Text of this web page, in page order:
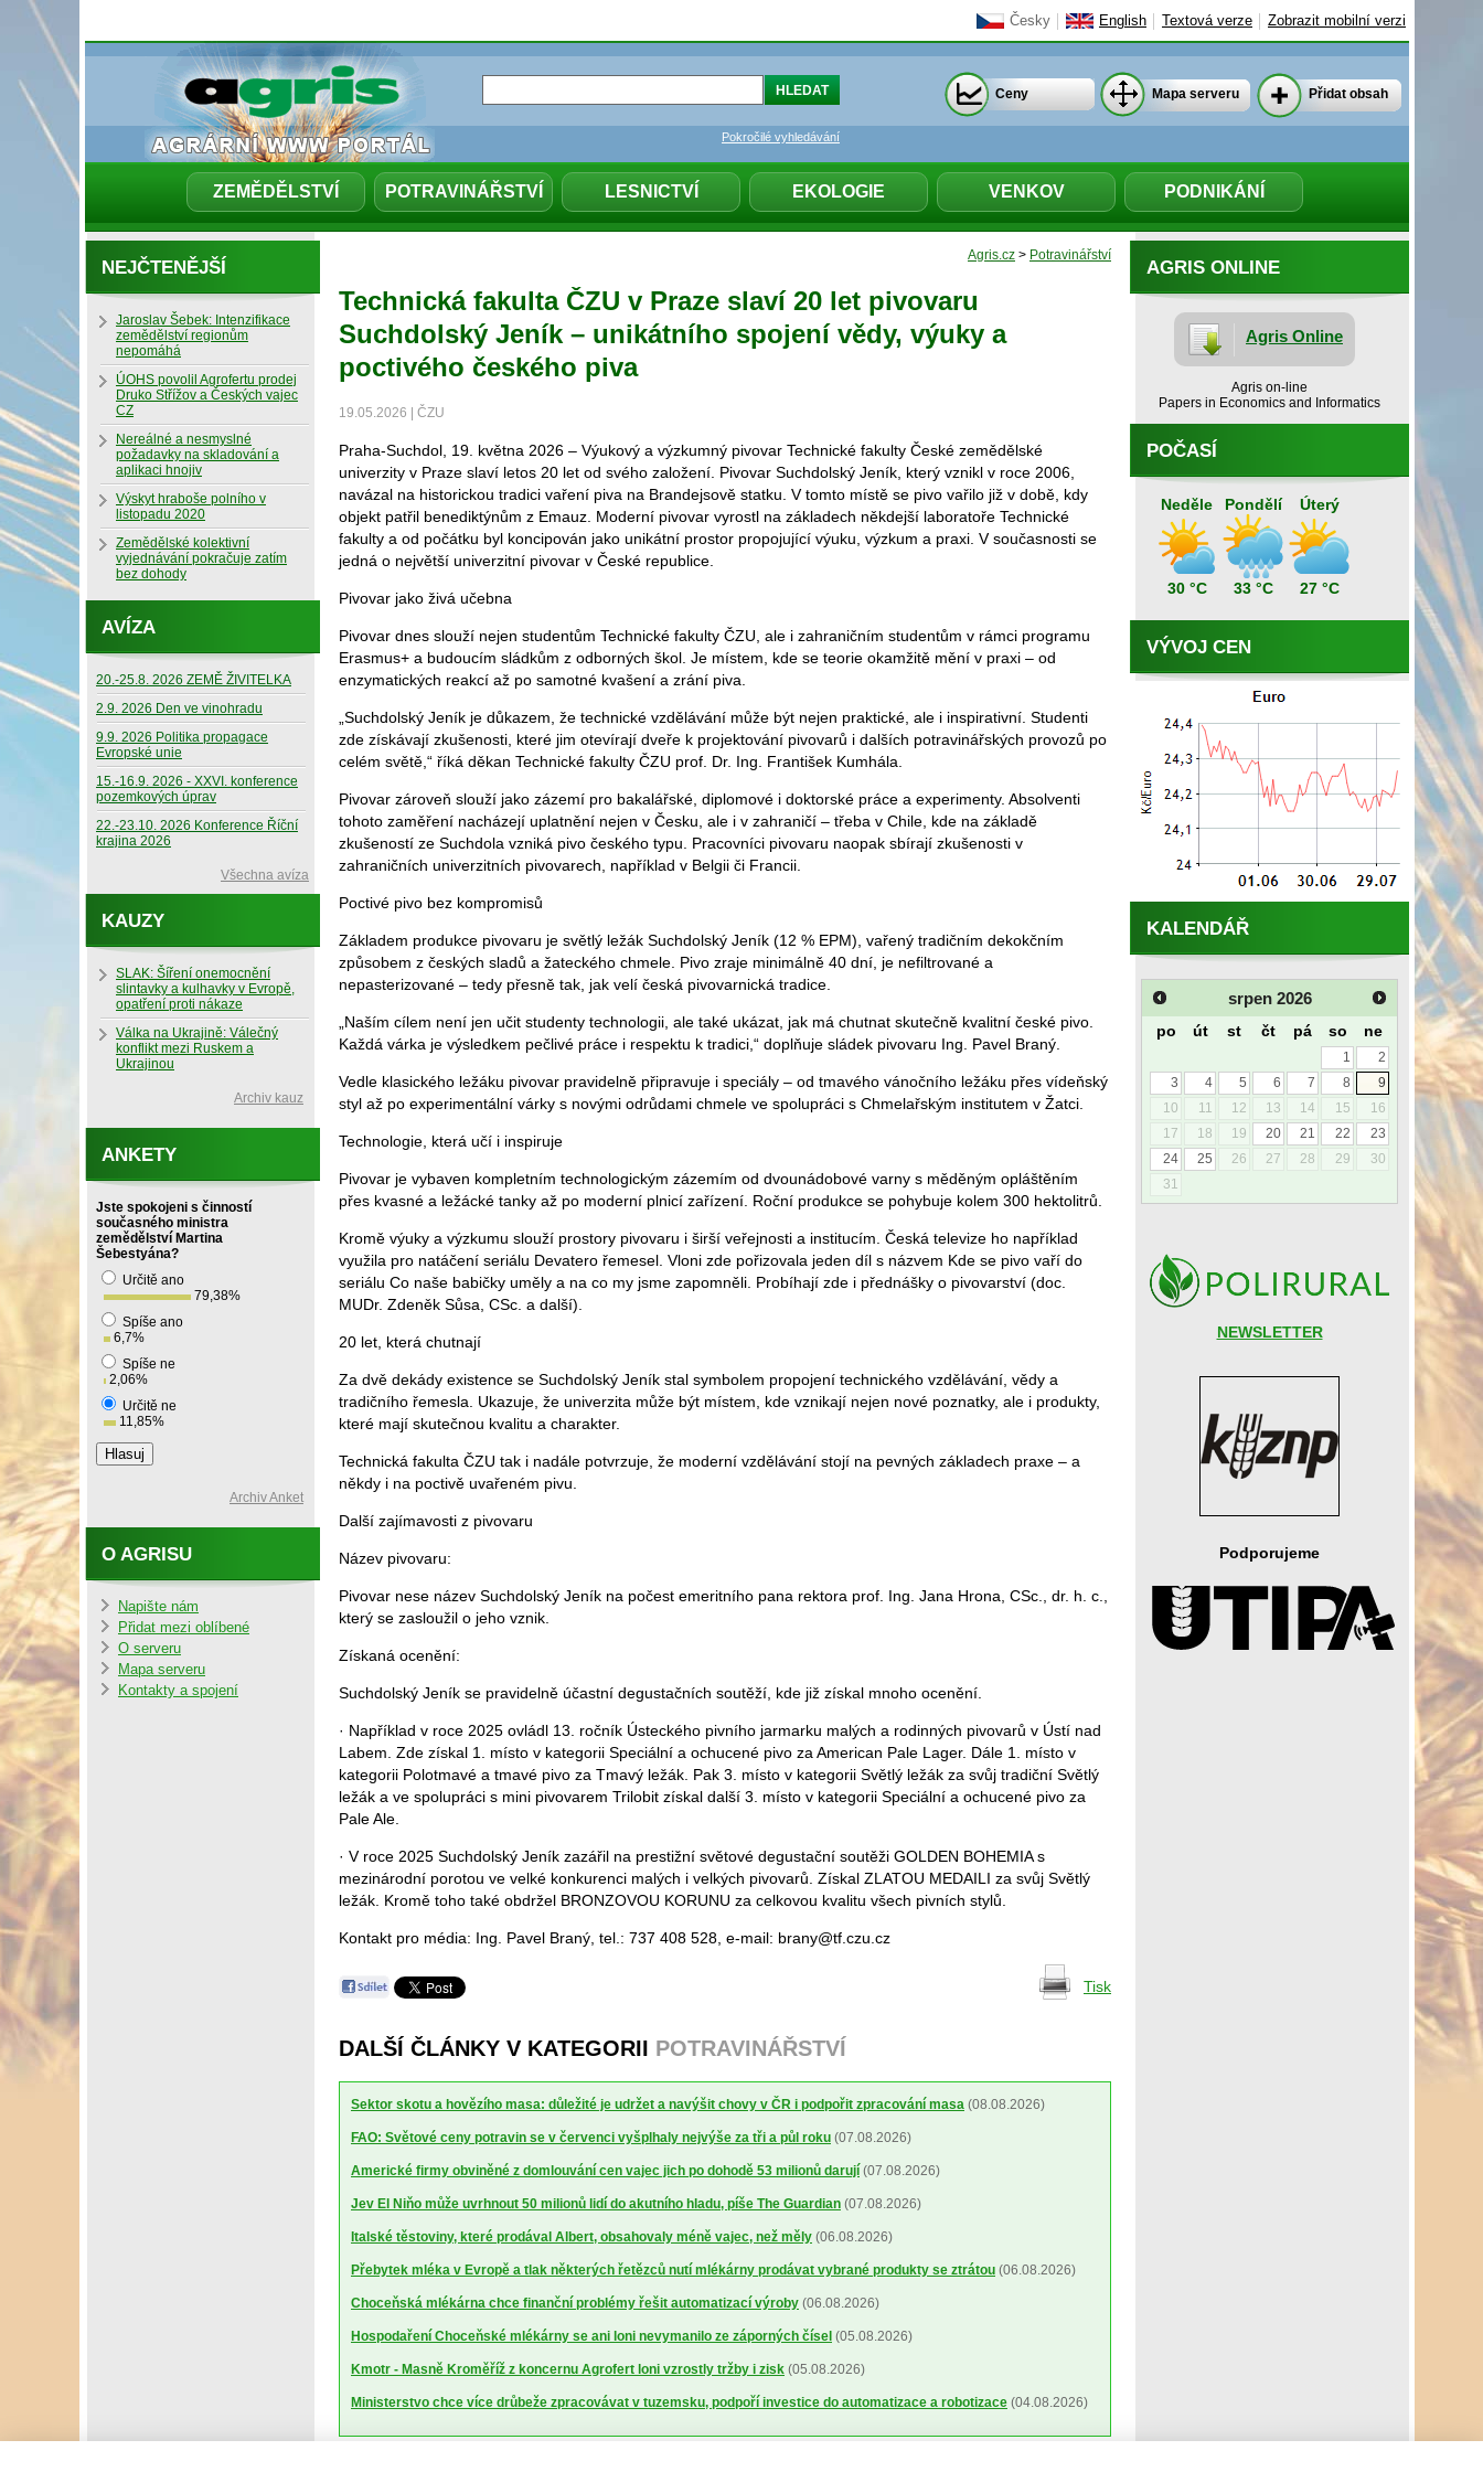
Česky English Textová verze Zobrazit mobilní verzi
ZEMĚDĚLSTVÍ POTRAVINÁŘSTVÍ LESNICTVÍ EKOLOGIE VENKOV PODNIKÁNÍ
Pokročilé vyhledávání
Ceny Mapa serveru Přidat obsah
Agris.cz > Potravinářství
Technická fakulta ČZU v Praze slaví 20 let pivovaru
Suchdolský Jeník – unikátního spojení vědy, výuky a
poctivého českého piva
19.05.2026 | ČZU
Praha-Suchdol, 19. května 2026 – Výukový a výzkumný pivovar Technické fakulty České zemědělské
univerzity v Praze slaví letos 20 let od svého založení. Pivovar Suchdolský Jeník, který vznikl v roce 2006,
navázal na historickou tradici vaření piva na Brandejsově statku. V tomto místě se pivo vařilo již v době, kdy
objekt patřil benediktýnům z Emauz. Moderní pivovar vyrostl na základech někdejší laboratoře Technické
fakulty a od počátku byl koncipován jako unikátní prostor propojující výuku, výzkum a praxi. V současnosti se
jedná o největší univerzitní pivovar v České republice.
Pivovar jako živá učebna
Pivovar dnes slouží nejen studentům Technické fakulty ČZU, ale i zahraničním studentům v rámci programu
Erasmus+ a budoucím sládkům z odborných škol. Je místem, kde se teorie okamžitě mění v praxi – od
enzymatických reakcí až po samotné kvašení a zrání piva.
„Suchdolský Jeník je důkazem, že technické vzdělávání může být nejen praktické, ale i inspirativní. Studenti
zde získávají zkušenosti, které jim otevírají dveře k projektování pivovarů i dalších potravinářských provozů po
celém světě,“ říká děkan Technické fakulty ČZU prof. Dr. Ing. František Kumhála.
Pivovar zároveň slouží jako zázemí pro bakalářské, diplomové i doktorské práce a experimenty. Absolventi
tohoto zaměření nacházejí uplatnění nejen v Česku, ale i v zahraničí – třeba v Chile, kde na základě
zkušeností ze Suchdola vzniká pivo českého typu. Pracovníci pivovaru naopak sbírají zkušenosti v
zahraničních univerzitních pivovarech, například v Belgii či Francii.
Poctivé pivo bez kompromisů
Základem produkce pivovaru je světlý ležák Suchdolský Jeník (12 % EPM), vařený tradičním dekokčním
způsobem z českých sladů a žateckého chmele. Pivo zraje minimálně 40 dní, je nefiltrované a
nepasterizované – tedy přesně tak, jak velí česká pivovarnická tradice.
„Naším cílem není jen učit studenty technologii, ale také ukázat, jak má chutnat skutečně kvalitní české pivo.
Každá várka je výsledkem pečlivé práce i respektu k tradici,“ doplňuje sládek pivovaru Ing. Pavel Braný.
Vedle klasického ležáku pivovar pravidelně připravuje i speciály – od tmavého vánočního ležáku přes vídeňský
styl až po experimentální várky s novými odrůdami chmele ve spolupráci s Chmelařským institutem v Žatci.
Technologie, která učí i inspiruje
Pivovar je vybaven kompletním technologickým zázemím od dvounádobové varny s měděným opláštěním
přes kvasné a ležácké tanky až po moderní plnicí zařízení. Roční produkce se pohybuje kolem 300 hektolitrů.
Kromě výuky a výzkumu slouží prostory pivovaru i širší veřejnosti a institucím. Česká televize ho například
využila pro natáčení seriálu Devatero řemesel. Vloni zde pořizovala jeden díl s názvem Kde se pivo vaří do
seriálu Co naše babičky uměly a na co my jsme zapomněli. Probíhají zde i přednášky o pivovarství (doc.
MUDr. Zdeněk Sůsa, CSc. a další).
20 let, která chutnají
Za dvě dekády existence se Suchdolský Jeník stal symbolem propojení technického vzdělávání, vědy a
tradičního řemesla. Ukazuje, že univerzita může být místem, kde vznikají nejen nové poznatky, ale i produkty,
které mají skutečnou kvalitu a charakter.
Technická fakulta ČZU tak i nadále potvrzuje, že moderní vzdělávání stojí na pevných základech praxe – a
někdy i na poctivě uvařeném pivu.
Další zajímavosti z pivovaru
Název pivovaru:
Pivovar nese název Suchdolský Jeník na počest emeritního pana rektora prof. Ing. Jana Hrona, CSc., dr. h. c.,
který se zasloužil o jeho vznik.
Získaná ocenění:
Suchdolský Jeník se pravidelně účastní degustačních soutěží, kde již získal mnoho ocenění.
· Například v roce 2025 ovládl 13. ročník Ústeckého pivního jarmarku malých a rodinných pivovarů v Ústí nad
Labem. Zde získal 1. místo v kategorii Speciální a ochucené pivo za American Pale Lager. Dále 1. místo v
kategorii Polotmavé a tmavé pivo za Tmavý ležák. Pak 3. místo v kategorii Světlý ležák za svůj tradiční Světlý
ležák a ve spolupráci s mini pivovarem Trilobit získal další 3. místo v kategorii Speciální a ochucené pivo za
Pale Ale.
· V roce 2025 Suchdolský Jeník zazářil na prestižní světové degustační soutěži GOLDEN BOHEMIA s
mezinárodní porotou ve velké konkurenci malých i velkých pivovarů. Získal ZLATOU MEDAILI za svůj Světlý
ležák. Kromě toho také obdržel BRONZOVOU KORUNU za celkovou kvalitu všech pivních stylů.
Kontakt pro média: Ing. Pavel Braný, tel.: 737 408 528, e-mail: brany@tf.czu.cz
Tisk
DALŠÍ ČLÁNKY V KATEGORII POTRAVINÁŘSTVÍ
Sektor skotu a hovězího masa: důležité je udržet a navýšit chovy v ČR i podpořit zpracování masa (08.08.2026)
FAO: Světové ceny potravin se v červenci vyšplhaly nejvýše za tři a půl roku (07.08.2026)
Americké firmy obviněné z domlouvání cen vajec jich po dohodě 53 milionů darují (07.08.2026)
Jev El Niňo může uvrhnout 50 milionů lidí do akutního hladu, píše The Guardian (07.08.2026)
Italské těstoviny, které prodával Albert, obsahovaly méně vajec, než měly (06.08.2026)
Přebytek mléka v Evropě a tlak některých řetězců nutí mlékárny prodávat vybrané produkty se ztrátou (06.08.2026)
Choceňská mlékárna chce finanční problémy řešit automatizací výroby (06.08.2026)
Hospodaření Choceňské mlékárny se ani loni nevymanilo ze záporných čísel (05.08.2026)
Kmotr - Masně Kroměříž z koncernu Agrofert loni vzrostly tržby i zisk (05.08.2026)
Ministerstvo chce více drůbeže zpracovávat v tuzemsku, podpoří investice do automatizace a robotizace (04.08.2026)
AGRIS ONLINE
Agris Online
Agris on-line
Papers in Economics and Informatics
POČASÍ
Neděle
30 °C
Pondělí
33 °C
Úterý
27 °C
VÝVOJ CEN
KALENDÁŘ
srpen 2026
po út st čt pá so ne
1
2
3
4 5 6 7 8
9
10
11 12 13 14 15
16
17
18 19 20 21 22
23
24
25 26 27 28 29
30
31
NEWSLETTER
Podporujeme
NEJČTENĚJŠÍ
Jaroslav Šebek: Intenzifikace
zemědělství regionům
nepomáhá
ÚOHS povolil Agrofertu prodej
Druko Střížov a Českých vajec
CZ
Nereálné a nesmyslné
požadavky na skladování a
aplikaci hnojiv
Výskyt hraboše polního v
listopadu 2020
Zemědělské kolektivní
vyjednávání pokračuje zatím
bez dohody
AVÍZA
20.-25.8. 2026 ZEMĚ ŽIVITELKA
2.9. 2026 Den ve vinohradu
9.9. 2026 Politika propagace
Evropské unie
15.-16.9. 2026 - XXVI. konference
pozemkových úprav
22.-23.10. 2026 Konference Říční
krajina 2026
Všechna avíza
KAUZY
SLAK: Šíření onemocnění
slintavky a kulhavky v Evropě,
opatření proti nákaze
Válka na Ukrajině: Válečný
konflikt mezi Ruskem a
Ukrajinou
Archiv kauz
ANKETY
Jste spokojeni s činností
současného ministra
zemědělství Martina
Šebestyána?
Určitě ano
79,38%
Spíše ano
6,7%
Spíše ne
2,06%
Určitě ne
11,85%
Archiv Anket
O AGRISU
Napište nám
Přidat mezi oblíbené
O serveru
Mapa serveru
Kontakty a spojení